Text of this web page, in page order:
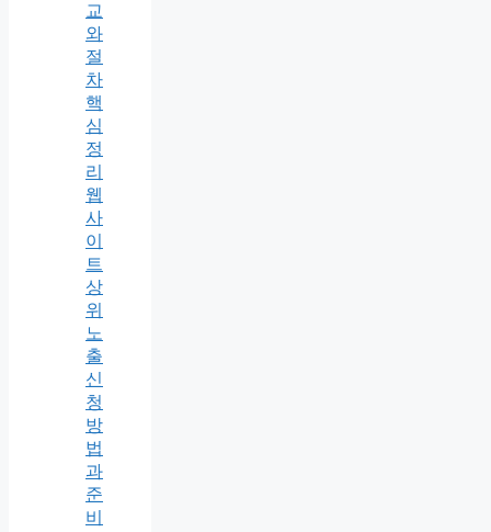
교
와
절
차
핵
심
정
리
웹
사
이
트
상
위
노
출
신
청
방
법
과
준
비